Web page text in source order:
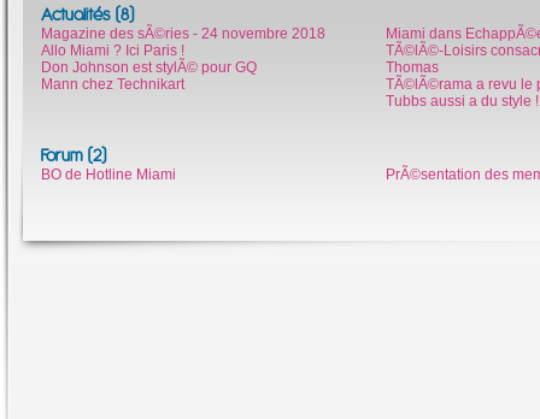
Actualités (8)
Magazine des sÃ©ries - 24 novembre 2018
Allo Miami ? Ici Paris !
Don Johnson est stylÃ© pour GQ
Mann chez Technikart
Miami dans
TÃ©lÃ©-Loisirs
Thomas
TÃ©lÃ©rama a revu le
Tubbs aussi a du style !
Forum (2)
BO de Hotline Miami PrÃ©sentation des